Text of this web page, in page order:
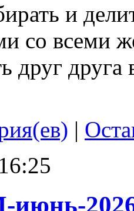
и
со всеми
друг
|